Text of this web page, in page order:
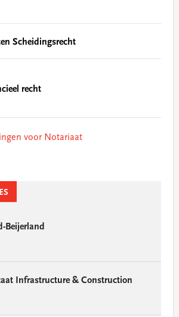
Scheidingsrecht
recht
voor Notariaat
Beijerland
Infrastructure & Construction